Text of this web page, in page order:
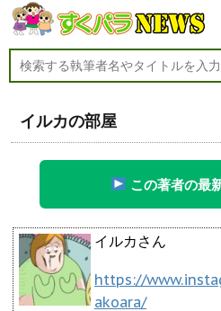
イルカの部屋
この著者の最
イルカさん
https://
akoara/